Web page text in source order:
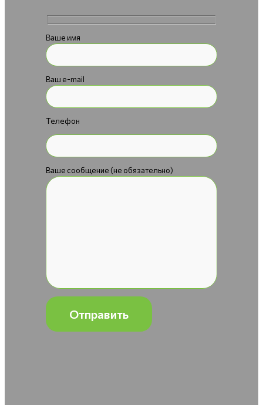
Ваше имя
Ваш e-mail
Телефон
Ваше сообщение (не обязательно)